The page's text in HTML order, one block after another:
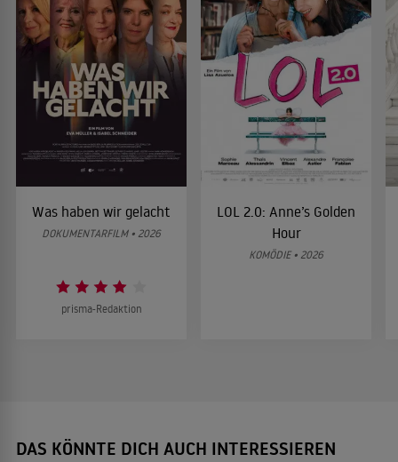
Was haben wir gelacht
DOKUMENTARFILM • 2026
prisma-Redaktion
LOL 2.0: Anne’s Golden
Hour
KOMÖDIE • 2026
DAS KÖNNTE DICH AUCH INTERESSIEREN